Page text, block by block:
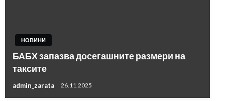
НОВИНИ
БАБХ запазва досегашните размери на
таксите
admin_zarata 26.11.2025